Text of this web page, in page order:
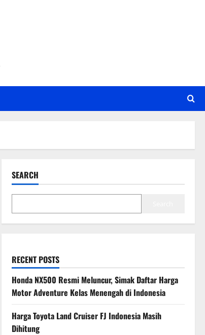
SEARCH
RECENT POSTS
Honda NX500 Resmi Meluncur, Simak Daftar Harga
Motor Adventure Kelas Menengah di Indonesia
Harga Toyota Land Cruiser FJ Indonesia Masih
Dihitung